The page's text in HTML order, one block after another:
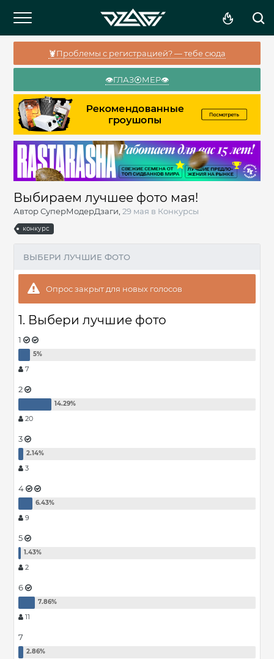
🦞Проблемы с регистрацией? — тебе сюда
👁️ГЛАЗ⦿МЕР👁️
Выбираем лучшее фото мая!
АвторСуперМодерДзаги, 29 мая в Конкурсы
конкурс
ВЫБЕРИ ЛУЧШИЕ ФОТО
Опрос закрыт для новых голосов
1. Выбери лучшие фото
1
7
2
20
3
3
4
9
5
2
6
11
7